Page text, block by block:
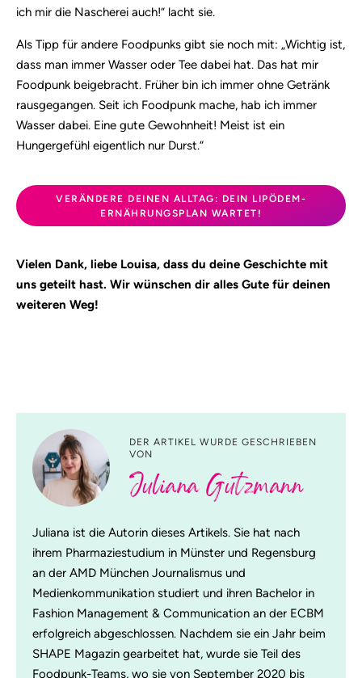
ich mir die Nascherei auch!“ lacht sie.
Als Tipp für andere Foodpunks gibt sie noch mit: „Wichtig ist,
dass man immer Wasser oder Tee dabei hat. Das hat mir
Foodpunk beigebracht. Früher bin ich immer ohne Getränk
rausgegangen. Seit ich Foodpunk mache, hab ich immer
Wasser dabei. Eine gute Gewohnheit! Meist ist ein
Hungergefühl eigentlich nur Durst.“
VERÄNDERE DEINEN ALLTAG: DEIN LIPÖDEM-
ERNÄHRUNGSPLAN WARTET!
Vielen Dank, liebe Louisa, dass du deine Geschichte mit
uns geteilt hast. Wir wünschen dir alles Gute für deinen
weiteren Weg!
DER ARTIKEL WURDE GESCHRIEBEN
VON
Juliana Gutzmann
Juliana ist die Autorin dieses Artikels. Sie hat nach
ihrem Pharmaziestudium in Münster und Regensburg
an der AMD München Journalismus und
Medienkommunikation studiert und ihren Bachelor in
Fashion Management & Communication an der ECBM
erfolgreich abgeschlossen. Nachdem sie ein Jahr beim
SHAPE Magazin gearbeitet hat, wurde sie Teil des
Foodpunk-Teams, wo sie von September 2020 bis